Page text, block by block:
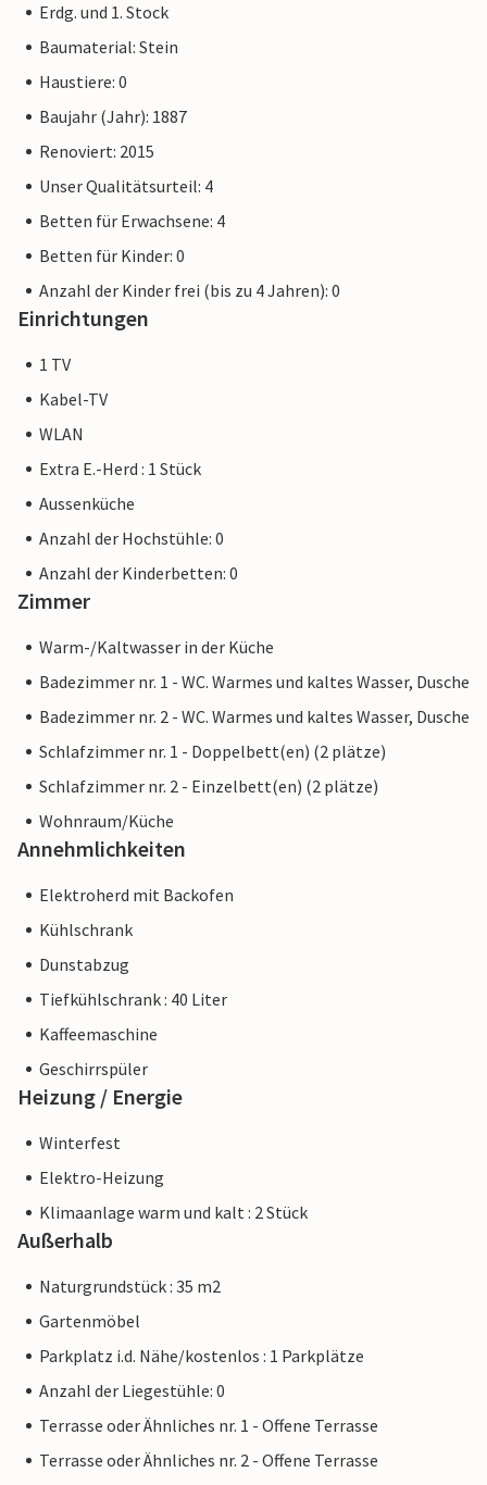
Erdg. und 1. Stock
Baumaterial: Stein
Haustiere: 0
Baujahr (Jahr): 1887
Renoviert: 2015
Unser Qualitätsurteil: 4
Betten für Erwachsene: 4
Betten für Kinder: 0
Anzahl der Kinder frei (bis zu 4 Jahren): 0
Einrichtungen
1 TV
Kabel-TV
WLAN
Extra E.-Herd : 1 Stück
Aussenküche
Anzahl der Hochstühle: 0
Anzahl der Kinderbetten: 0
Zimmer
Warm-/Kaltwasser in der Küche
Badezimmer nr. 1 - WC. Warmes und kaltes Wasser, Dusche
Badezimmer nr. 2 - WC. Warmes und kaltes Wasser, Dusche
Schlafzimmer nr. 1 - Doppelbett(en) (2 plätze)
Schlafzimmer nr. 2 - Einzelbett(en) (2 plätze)
Wohnraum/Küche
Annehmlichkeiten
Elektroherd mit Backofen
Kühlschrank
Dunstabzug
Tiefkühlschrank : 40 Liter
Kaffeemaschine
Geschirrspüler
Heizung / Energie
Winterfest
Elektro-Heizung
Klimaanlage warm und kalt : 2 Stück
Außerhalb
Naturgrundstück : 35 m2
Gartenmöbel
Parkplatz i.d. Nähe/kostenlos : 1 Parkplätze
Anzahl der Liegestühle: 0
Terrasse oder Ähnliches nr. 1 - Offene Terrasse
Terrasse oder Ähnliches nr. 2 - Offene Terrasse